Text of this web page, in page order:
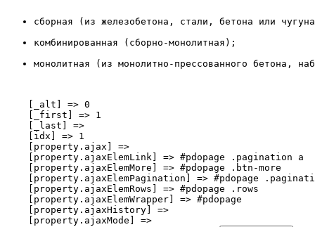
сборная (из железобетона, стали, бетона или
комбинированная (сборно-монолитная);
монолитная (из монолитно-прессованного бетона,
    [_alt] => 0
    [_first] => 1
    [_last] =>
    [idx] => 1
    [property.ajax] =>
    [property.ajaxElemLink] => #pdopage .pagination a
    [property.ajaxElemMore] => #pdopage .btn-more
[property.ajaxElemPagination] => #pdopage
    [property.ajaxElemRows] => #pdopage .rows
    [property.ajaxElemWrapper] => #pdopage
    [property.ajaxHistory] =>
    [property.ajaxMode] =>